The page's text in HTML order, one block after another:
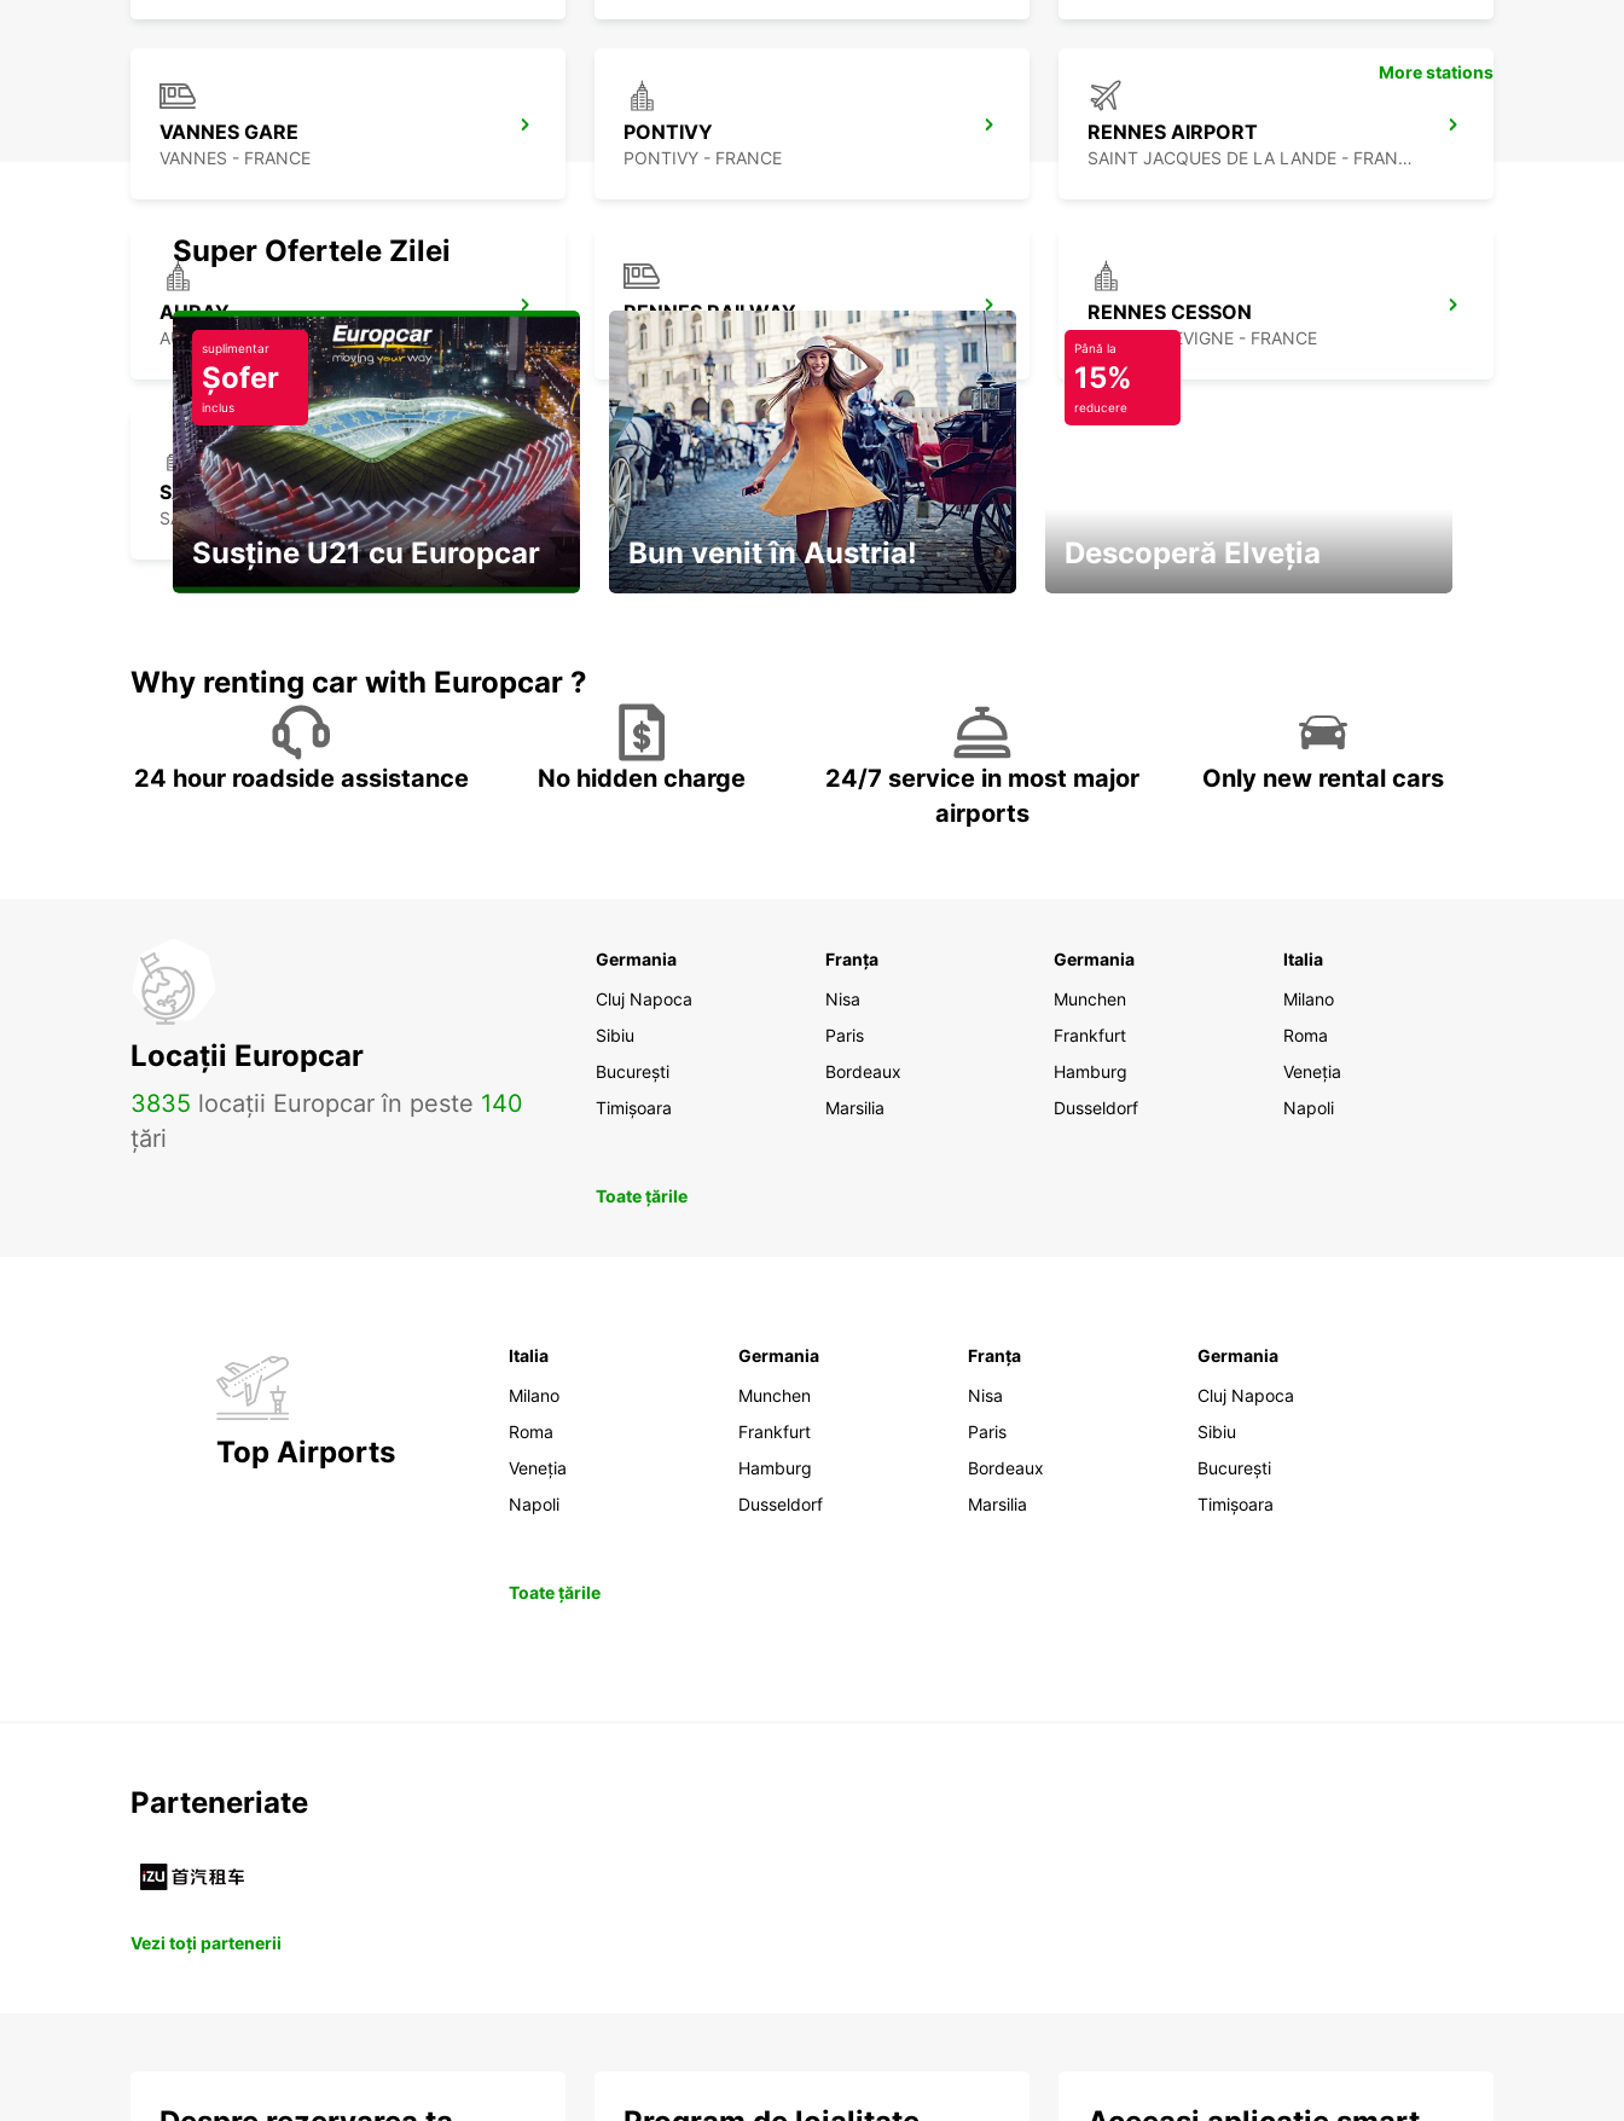
VANNES GARE
VANNES - FRANCE
PONTIVY
PONTIVY - FRANCE
RENNES AIRPORT
SAINT JACQUES DE LA LANDE - FRANCE
AURAY
AURAY - FRANCE
RENNES RAILWAY
RENNES - FRANCE
RENNES CESSON
CESSON SEVIGNE - FRANCE
SAINT BRIEUC
SAINT BRIEUC - FRANCE
More stations
Super Ofertele Zilei
suplimentar
Șofer
inclus
Susține U21 cu Europcar Bun venit în Austria!
Până la
15%
reducere
Descoperă Elveția
Why renting car with Europcar ?
24 hour roadside assistance No hidden charge
24/7 service in most major
airports
Only new rental cars
Locații Europcar
3835 locații Europcar în peste 140
țări
Germania
Cluj Napoca
Sibiu
București
Timișoara
Franța
Nisa
Paris
Bordeaux
Marsilia
Germania
Munchen
Frankfurt
Hamburg
Dusseldorf
Italia
Milano
Roma
Veneția
Napoli
Toate țările
Top Airports
Italia
Milano
Roma
Veneția
Napoli
Germania
Munchen
Frankfurt
Hamburg
Dusseldorf
Franța
Nisa
Paris
Bordeaux
Marsilia
Germania
Cluj Napoca
Sibiu
București
Timișoara
Toate țările
Parteneriate
Vezi toți partenerii